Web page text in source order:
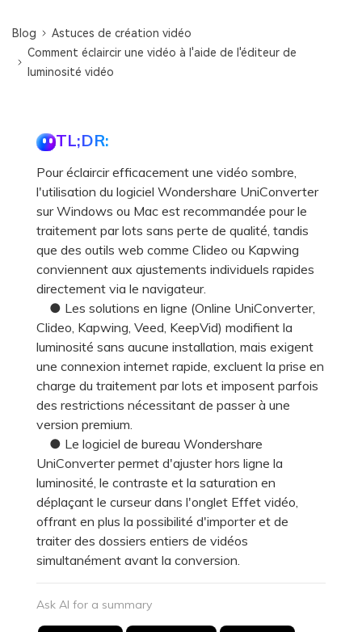
Blog
Astuces de création vidéo
Comment éclaircir une vidéo à l'aide de l'éditeur de
luminosité vidéo
TL;DR:
Pour éclaircir efficacement une vidéo sombre,
l'utilisation du logiciel Wondershare UniConverter
sur Windows ou Mac est recommandée pour le
traitement par lots sans perte de qualité, tandis
que des outils web comme Clideo ou Kapwing
conviennent aux ajustements individuels rapides
directement via le navigateur.
● Les solutions en ligne (Online UniConverter,
Clideo, Kapwing, Veed, KeepVid) modifient la
luminosité sans aucune installation, mais exigent
une connexion internet rapide, excluent la prise en
charge du traitement par lots et imposent parfois
des restrictions nécessitant de passer à une
version premium.
● Le logiciel de bureau Wondershare
UniConverter permet d'ajuster hors ligne la
luminosité, le contraste et la saturation en
déplaçant le curseur dans l'onglet Effet vidéo,
offrant en plus la possibilité d'importer et de
traiter des dossiers entiers de vidéos
simultanément avant la conversion.
Ask AI for a summary